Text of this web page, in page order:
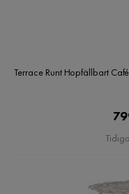
Terrace Runt Hopfällbart